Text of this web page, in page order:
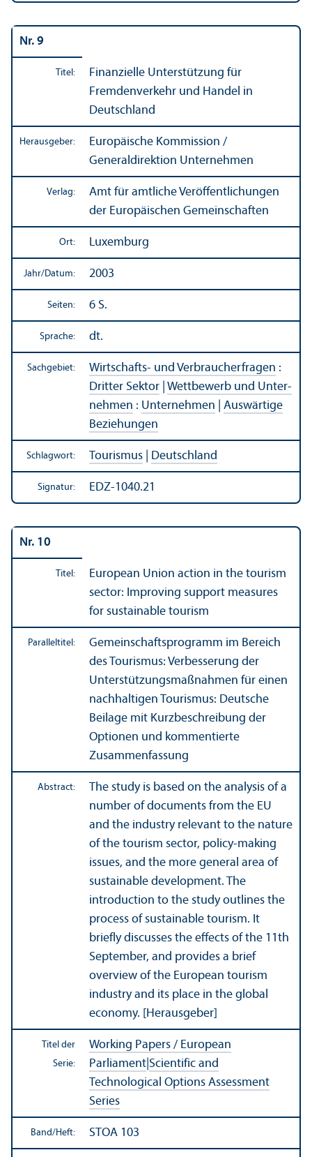
Nr. 9
Titel:
Finanz­ielle Unter­stützung für
Fremdenverkehr und Handel in
Deutschland
Herausgeber:
Europäische Kommission /
Generaldirektion Unter­nehmen
Verlag:
Amt für amtliche Veröffentlichungen
der Europäischen Gemeinschaften
Ort: Luxemburg
Jahr/Datum: 2003
Seiten: 6 S.
Sprache: dt.
Sachgebiet: Wirtschafts- und Verbraucherfragen :
Dritter Sektor Wettbewerb und Unter­
nehmen : Unter­nehmen
Auswärtige
Beziehungen
Schlagwort: Tourismus Deutschland
Signatur: EDZ-1040.21
Nr. 10
Titel:
European Union action in the tourism
sector: Improving support measures
for sustainable tourism
Paralleltitel:
Gemeinschafts­programm im Bereich
des Tourismus: Verbesserung der
Unter­stützungs­maßnahmen für einen
nachhaltigen Tourismus: Deutsche
Beilage mit Kurzbeschreibung der
Optionen und kommentierte
Zusammenfassung
Abstract:
The study is based on the analysis of a
number of documents from the EU
and the industry relevant to the nature
of the tourism sector, policy-making
issues, and the more general area of
sustainable development. The
introduction to the study outlines the
process of sustainable tourism. It
briefly discusses the effects of the 11th
September, and provides a brief
overview of the European tourism
industry and its place in the global
economy. [Herausgeber]
Titel der
Serie:
Working Papers / European
Parliament Scientific and
Technological Options Assessment
Series
Band/Heft: STOA 103